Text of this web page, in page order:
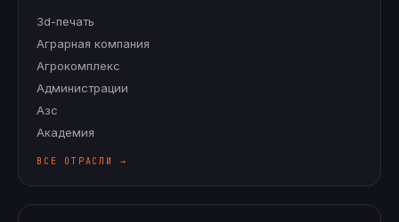
3d-печать
Аграрная компания
Агрокомплекс
Администрации
Азс
Академия
ВСЕ ОТРАСЛИ →